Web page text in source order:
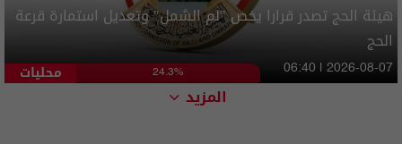
هيئة الحج تصدر قرارا يخص "لم الشمل" وتعديل استمارة قرعة
الحج
محليات 24.3% 06:40 | 2026-08-07
المزيد